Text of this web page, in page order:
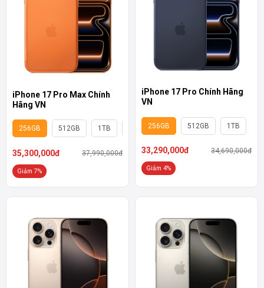
iPhone 17 Pro Max Chính
Hãng VN
256GB 512GB 1TB
35,300,000đ 37,990,000đ
Giảm 7%
iPhone 17 Pro Chính Hãng
VN
256GB 512GB 1TB
33,290,000đ 34,690,000đ
Giảm 4%